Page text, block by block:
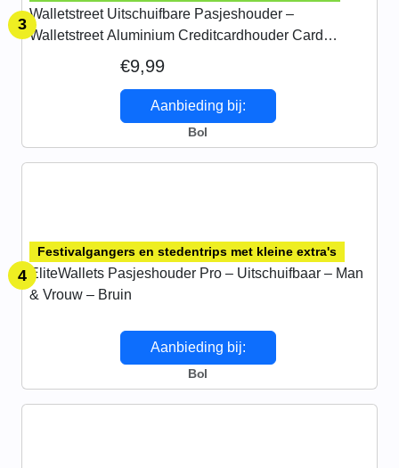
3
Walletstreet Uitschuifbare Pasjeshouder –
Walletstreet Aluminium Creditcardhouder Card
Protector Anti-Skim/ RFID Card Protector 8 Pasjes –
€9,99
Aanbieding bij:
Bol
4
Festivalgangers en stedentrips met kleine extra's
EliteWallets Pasjeshouder Pro – Uitschuifbaar – Man
& Vrouw – Bruin
Aanbieding bij:
Bol